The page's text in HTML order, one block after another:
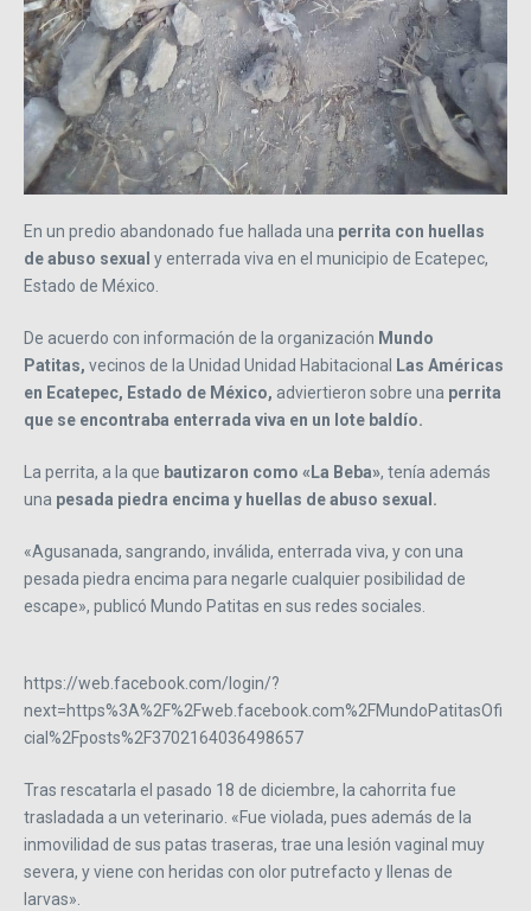
En un predio abandonado fue hallada una perrita con huellas
de abuso sexual y enterrada viva en el municipio de Ecatepec,
Estado de México.
De acuerdo con información de la organización Mundo
Patitas, vecinos de la Unidad Unidad Habitacional
Las Américas
en Ecatepec, Estado de México, adviertieron sobre una perrita
que se encontraba enterrada viva en un lote baldío.
La perrita, a la que bautizaron como «La Beba», tenía además
una pesada piedra encima y huellas de abuso sexual.
«Agusanada, sangrando, inválida, enterrada viva, y con una
pesada piedra encima para negarle cualquier posibilidad de
escape», publicó Mundo Patitas en sus redes sociales.
https://web.facebook.com/login/?
next=https%3A%2F%2Fweb.facebook.com%2FMundoPatitasOfi
cial%2Fposts%2F3702164036498657
Tras rescatarla el pasado 18 de diciembre, la cahorrita fue
trasladada a un veterinario. «Fue violada, pues además de la
inmovilidad de sus patas traseras, trae una lesión vaginal muy
severa, y viene con heridas con olor putrefacto y llenas de
larvas».